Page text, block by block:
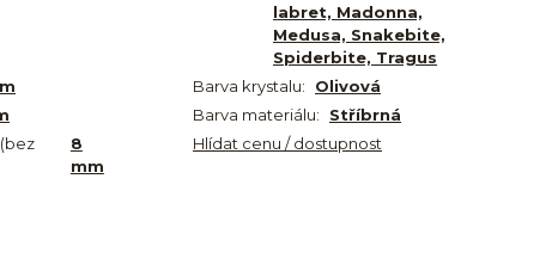
labret, Madonna,
Medusa, Snakebite,
Spiderbite, Tragus
Barva krystalu:
Olivová
Barva materiálu:
Stříbrná
8
mm
Hlídat cenu / dostupnost